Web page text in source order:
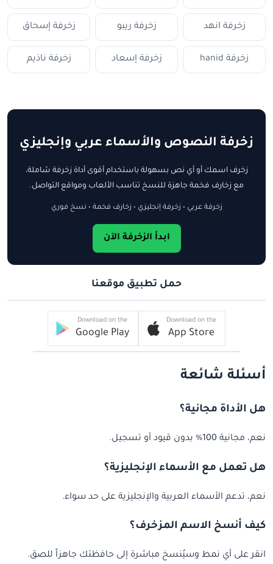
زخرفة انهد زخرفة ريبو زخرفة إسحاق
زخرفة hanid زخرفة إسعاد زخرفة ناذيم
زخرفة النصوص والأسماء عربي وإنجليزي
زخرف اسمك أو أي نص بسهولة باستخدام أقوى أداة زخرفة شاملة،
مع زخارف فخمة جاهزة للنسخ تناسب الألعاب ومواقع التواصل.
زخرفة عربي • زخرفة إنجليزي • زخارف فخمة • نسخ فوري
ابدأ الزخرفة الآن
حمل تطبيق موقعنا
Download on the
App Store
Download on the
Google Play
أسئلة شائعة
هل الأداة مجانية؟
نعم، مجانية 100% بدون قيود أو تسجيل.
هل تعمل مع الأسماء الإنجليزية؟
نعم، تدعم الأسماء العربية والإنجليزية على حد سواء.
كيف أنسخ الاسم المزخرف؟
انقر على أي نمط وسيُنسخ مباشرة إلى حافظتك جاهزاً للصق.